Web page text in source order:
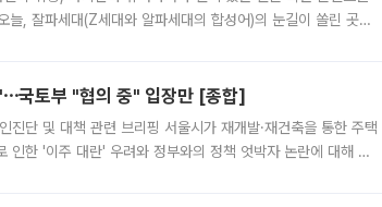
, 잘파세대(Z세대와 알파세대의 합성어)의 눈길이 쏠린 곳은
국토부 "협의 중" 입장만 [종합]
진단 및 대책 관련 브리핑 서울시가 재개발·재건축을 통한 주택
인한 '이주 대란' 우려와 정부와의 정책 엇박자 논란에 대해 정